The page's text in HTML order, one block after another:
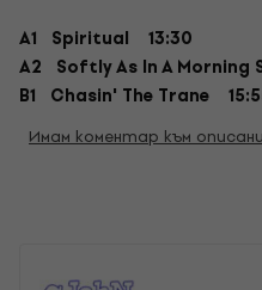
A1 Spiritual
13:30
A2 Softly As In A Morning
B1 Chasin' The Trane
Имам коментар към